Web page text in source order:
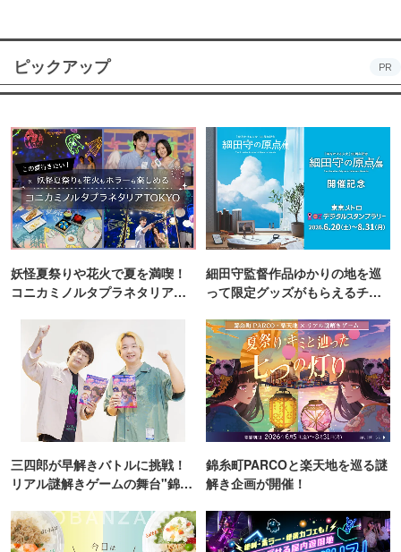
ピックアップ PR
妖怪夏祭りや花火で夏を満喫！
コニカミノルタプラネタリア
細田守監督作品ゆかりの地を巡
って限定グッズがもらえるチャ
三四郎が早解きバトルに挑戦！
リアル謎解きゲームの舞台"錦糸
錦糸町PARCOと楽天地を巡る謎
解き企画が開催！